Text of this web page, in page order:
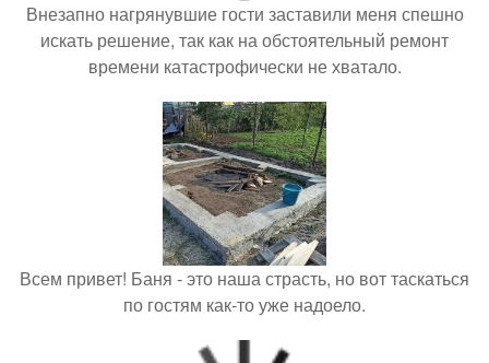
Внезапно нагрянувшие гости заставили меня спешно
искать решение, так как на обстоятельный ремонт
времени катастрофически не хватало.
Всем привет! Баня - это наша страсть, но вот таскаться
по гостям как-то уже надоело.